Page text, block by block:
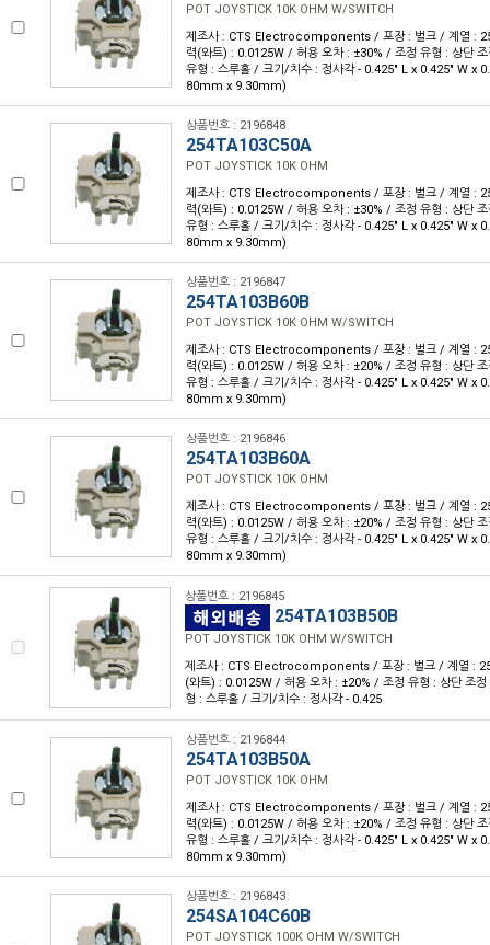
POT JOYSTICK 10K OHM W/SWITCH
제조사 : CTS Electrocomponents / 포장 : 벌크 / 계열 :
력(와트) : 0.0125W / 허용 오차 : ±30% / 조정 유형 : 상단
유형 : 스루홀 / 크기/치수 : 정사각 - 0.425" L x 0.425" W x
80mm x 9.30mm)
상품번호 : 2196848
254TA103C50A
POT JOYSTICK 10K OHM
제조사 : CTS Electrocomponents / 포장 : 벌크 / 계열 :
력(와트) : 0.0125W / 허용 오차 : ±30% / 조정 유형 : 상단
유형 : 스루홀 / 크기/치수 : 정사각 - 0.425" L x 0.425" W x
80mm x 9.30mm)
상품번호 : 2196847
254TA103B60B
POT JOYSTICK 10K OHM W/SWITCH
제조사 : CTS Electrocomponents / 포장 : 벌크 / 계열 :
력(와트) : 0.0125W / 허용 오차 : ±20% / 조정 유형 : 상단
유형 : 스루홀 / 크기/치수 : 정사각 - 0.425" L x 0.425" W x
80mm x 9.30mm)
상품번호 : 2196846
254TA103B60A
POT JOYSTICK 10K OHM
제조사 : CTS Electrocomponents / 포장 : 벌크 / 계열 :
력(와트) : 0.0125W / 허용 오차 : ±20% / 조정 유형 : 상단
유형 : 스루홀 / 크기/치수 : 정사각 - 0.425" L x 0.425" W x
80mm x 9.30mm)
상품번호 : 2196845
254TA103B50B
POT JOYSTICK 10K OHM W/SWITCH
제조사 : CTS Electrocomponents / 포장 : 벌크 / 계열 :
(와트) : 0.0125W / 허용 오차 : ±20% / 조정 유형 : 상단 조
형 : 스루홀 / 크기/치수 : 정사각 - 0.425
상품번호 : 2196844
254TA103B50A
POT JOYSTICK 10K OHM
제조사 : CTS Electrocomponents / 포장 : 벌크 / 계열 :
력(와트) : 0.0125W / 허용 오차 : ±20% / 조정 유형 : 상단
유형 : 스루홀 / 크기/치수 : 정사각 - 0.425" L x 0.425" W x
80mm x 9.30mm)
상품번호 : 2196843
254SA104C60B
POT JOYSTICK 100K OHM W/SWITCH